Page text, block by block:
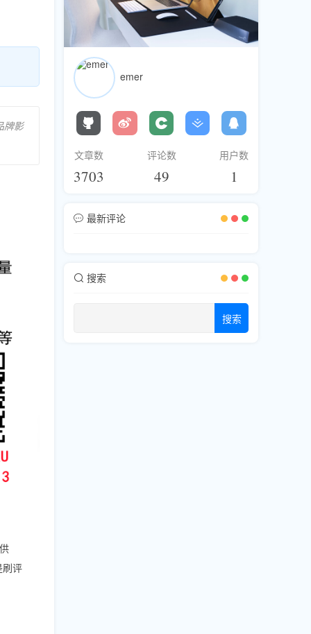
牌影
刷评
emer
文章数
3703
评论数
49
用户数
1
最新评论
搜索
搜索